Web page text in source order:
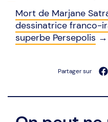
Mort de Marjane
dessinatrice franco-
superbe Persepolis →
Partager sur